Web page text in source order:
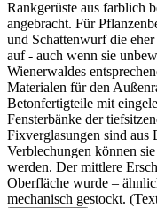
Rankgerüste aus farblich
angebracht. Für
und Schattenwurf die
auf - auch wenn sie
Wienerwaldes
Materialen für den
Betonfertigteile mit
Fensterbänke der
Fixverglasungen sind aus
Verblechungen können
werden. Der mittlere
Oberfläche wurde –
mechanisch gestockt.